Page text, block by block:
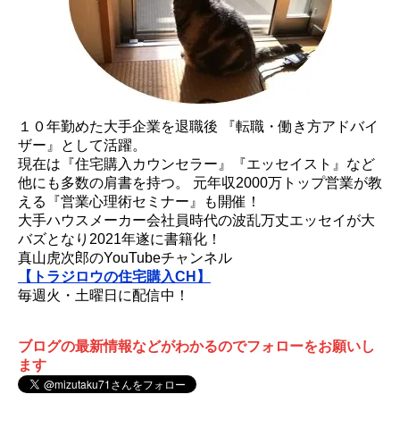
１０年勤めた大手企業を退職後 『転職・働き方アドバイ
ザー』として活躍。
現在は『住宅購入カウンセラー』『エッセイスト』など
他にも多数の肩書を持つ。 元年収2000万トップ営業が教
える『営業心理術セミナー』も開催！
大手ハウスメーカー会社員時代の波乱万丈エッセイが大
バズとなり2021年遂に書籍化！
真山虎次郎のYouTubeチャンネル
【トラジロウの住宅購入CH】
毎週火・土曜日に配信中！
ブログの最新情報などがわかるのでフォローをお願いし
ます